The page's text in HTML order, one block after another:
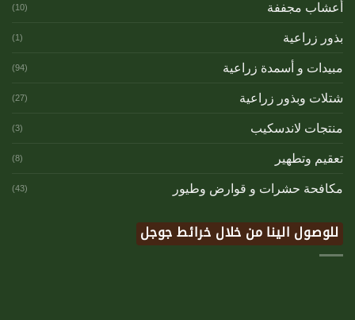
أعشاب مجففة (10)
بذور زراعية (1)
مبيدات و أسمدة زراعية (94)
شتلات وبذور زراعية (27)
منتجات لاندسكيب (3)
تعقيم وتطهير (8)
مكافحة حشرات و قوارض وطيور (43)
للوصول الينا من خلال خرائط جوجل